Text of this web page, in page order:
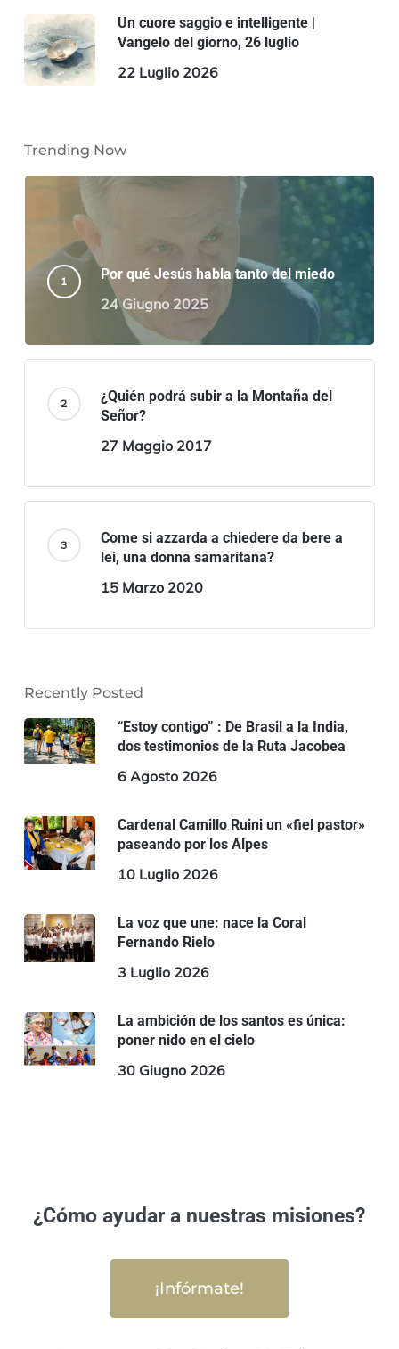
Un cuore saggio e intelligente |
Vangelo del giorno, 26 luglio
22 Luglio 2026
Trending Now
Por qué Jesús habla tanto del miedo
24 Giugno 2025
¿Quién podrá subir a la Montaña del
Señor?
27 Maggio 2017
Come si azzarda a chiedere da bere a
lei, una donna samaritana?
15 Marzo 2020
Recently Posted
“Estoy contigo” : De Brasil a la India,
dos testimonios de la Ruta Jacobea
6 Agosto 2026
Cardenal Camillo Ruini un «fiel pastor»
paseando por los Alpes
10 Luglio 2026
La voz que une: nace la Coral
Fernando Rielo
3 Luglio 2026
La ambición de los santos es única:
poner nido en el cielo
30 Giugno 2026
¿Cómo ayudar a nuestras misiones?
¡Infórmate!